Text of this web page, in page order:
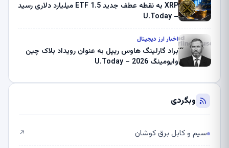
XRP به نقطه عطف جدید ETF 1.5 میلیارد دلاری رسید
– U.Today
اخبار ارز دیجیتال
براد گارلینگ هاوس ریپل به عنوان رویداد بلاک چین
وایومینگ 2026 – U.Today
وبگردی
سیم و کابل برق کوشان ↗